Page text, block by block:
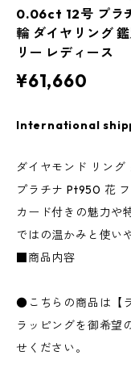
0.06ct 12号 プラ
輪 ダイヤリング
リー レディース
¥61,660
International
ダイヤモンド リン
プラチナ Pt950 花
カード付きの魅力や
ではの温かみと使い
■商品内容
●こちらの商品は【
ラッピングを御希望
せください。